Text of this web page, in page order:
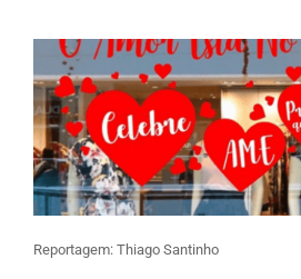
Reportagem: Thiago Santinho